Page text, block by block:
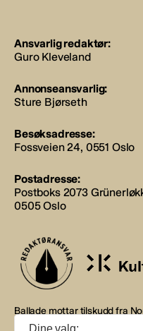
Ansvarlig redaktør:
Guro Kleveland
Annonseansvarlig:
Sture Bjørseth
Besøksadresse:
Fossveien 24, 0551 Oslo
Postadresse:
Postboks 2073
0505 Oslo
Ballade mottar tilskudd fra
støtte fra eierne NOPA,
Dine valg: